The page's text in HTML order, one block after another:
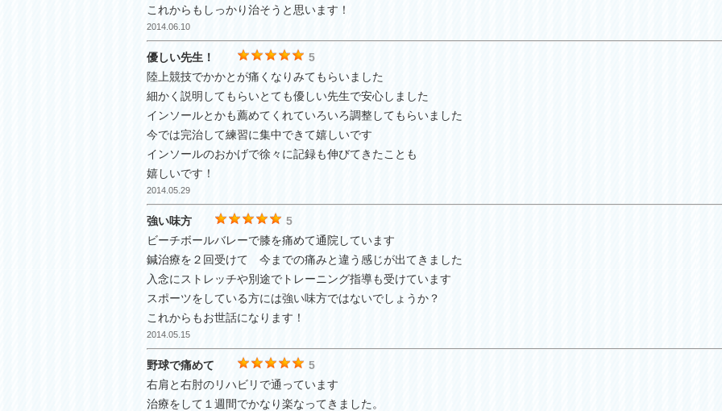
これからもしっかり治そうと思います！
2014.06.10
優しい先生！
5
陸上競技でかかとが痛くなりみてもらいました
細かく説明してもらいとても優しい先生で安心しました
インソールとかも薦めてくれていろいろ調整してもらいました
今では完治して練習に集中できて嬉しいです
インソールのおかげで徐々に記録も伸びてきたことも
嬉しいです！
2014.05.29
強い味方
5
ビーチボールバレーで膝を痛めて通院しています
鍼治療を２回受けて 今までの痛みと違う感じが出てきました
入念にストレッチや別途でトレーニング指導も受けています
スポーツをしている方には強い味方ではないでしょうか？
これからもお世話になります！
2014.05.15
野球で痛めて
5
右肩と右肘のリハビリで通っています
治療をして１週間でかなり楽なってきました。